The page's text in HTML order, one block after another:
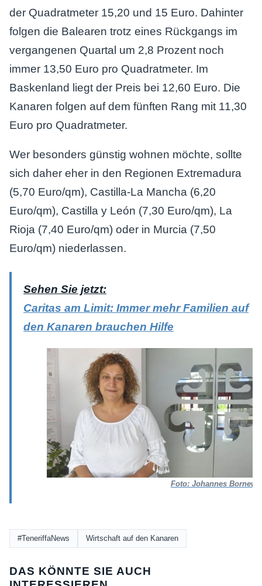
der Quadratmeter 15,20 und 15 Euro. Dahinter
folgen die Balearen trotz eines Rückgangs im
vergangenen Quartal um 2,8 Prozent noch
immer 13,50 Euro pro Quadratmeter. Im
Baskenland liegt der Preis bei 12,60 Euro. Die
Kanaren folgen auf dem fünften Rang mit 11,30
Euro pro Quadratmeter.
Wer besonders günstig wohnen möchte, sollte
sich daher eher in den Regionen Extremadura
(5,70 Euro/qm), Castilla-La Mancha (6,20
Euro/qm), Castilla y León (7,30 Euro/qm), La
Rioja (7,40 Euro/qm) oder in Murcia (7,50
Euro/qm) niederlassen.
Sehen Sie jetzt:
Caritas am Limit: Immer mehr Familien auf
den Kanaren brauchen Hilfe
Foto: Johannes
INTERESSIEREN